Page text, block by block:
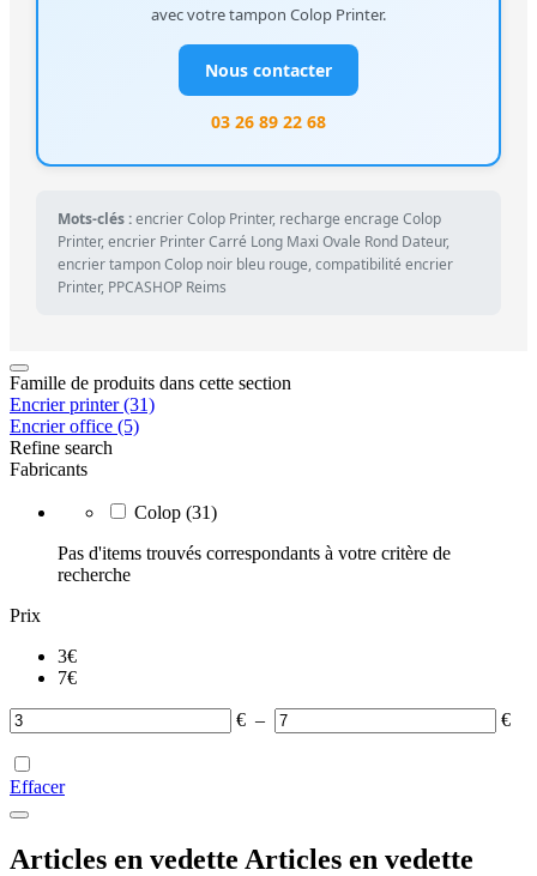
avec votre tampon Colop Printer.
Nous contacter
03 26 89 22 68
Mots-clés :encrier Colop Printer, recharge encrage Colop
Printer, encrier Printer Carré Long Maxi Ovale Rond Dateur,
encrier tampon Colop noir bleu rouge, compatibilité encrier
Printer, PPCASHOP Reims
Famille de produits dans cette section
Encrier printer (31)
Encrier office (5)
Refine search
Fabricants
Colop (31)
Pas d'items trouvés correspondants à votre critère de
recherche
Prix
3€
7€
€ – €
Effacer
Articles en vedette Articles en vedette